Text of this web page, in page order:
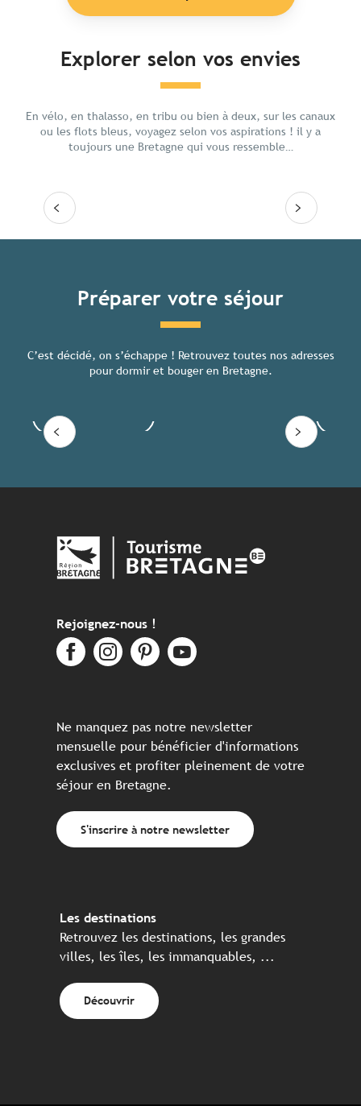
Explorer selon vos envies
En vélo, en thalasso, en tribu ou bien à deux, sur les canaux
ou les flots bleus, voyagez selon vos aspirations ! il y a
toujours une Bretagne qui vous ressemble…
Voyage responsable en Bretagne
Lire la suite
Préparer votre séjour
C’est décidé, on s’échappe ! Retrouvez toutes nos adresses
pour dormir et bouger en Bretagne.
Tous les hébergements
Voir les offres
Rejoignez-nous !
Ne manquez pas notre newsletter
mensuelle pour bénéficier d'informations
exclusives et profiter pleinement de votre
séjour en Bretagne.
S'inscrire à notre newsletter
Les destinations
Retrouvez les destinations, les grandes
villes, les îles, les immanquables, ...
Découvrir